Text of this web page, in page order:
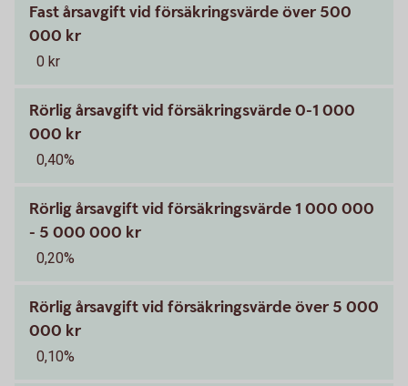
Fast årsavgift vid försäkringsvärde över 500
000 kr
0 kr
Rörlig årsavgift vid försäkringsvärde 0-1 000
000 kr
0,40%
Rörlig årsavgift vid försäkringsvärde 1 000 000
- 5 000 000 kr
0,20%
Rörlig årsavgift vid försäkringsvärde över 5 000
000 kr
0,10%